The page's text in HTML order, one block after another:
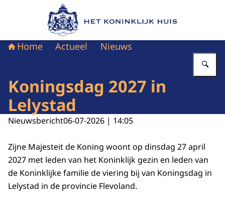
Naar de homepage van Het Koninklijk Huis
Home Actueel Nieuws
Koningsdag 2027 in
Lelystad
Nieuwsbericht06-07-2026 | 14:05
Zijne Majesteit de Koning woont op dinsdag 27 april
2027 met leden van het Koninklijk gezin en leden van
de Koninklijke familie de viering bij van Koningsdag in
Lelystad in de provincie Flevoland.